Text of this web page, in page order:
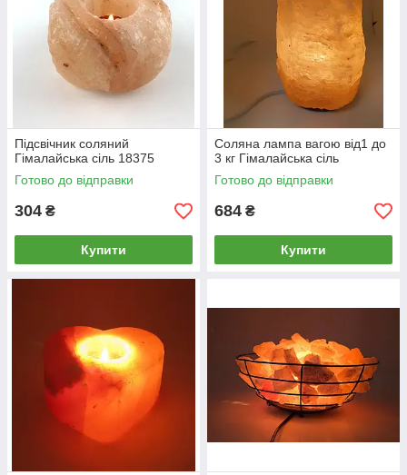
годин вдень або вночі.
Для стандартної кімнати рекомендуємо
замовити соляну лампу вагою 1-5 кг.
Підсвічник соляний
Гімалайська сіль 18375
Готово до відправки
304 ₴
Купити
Соляна лампа вагою від1 до
3 кг Гімалайська сіль
Готово до відправки
684 ₴
Купити